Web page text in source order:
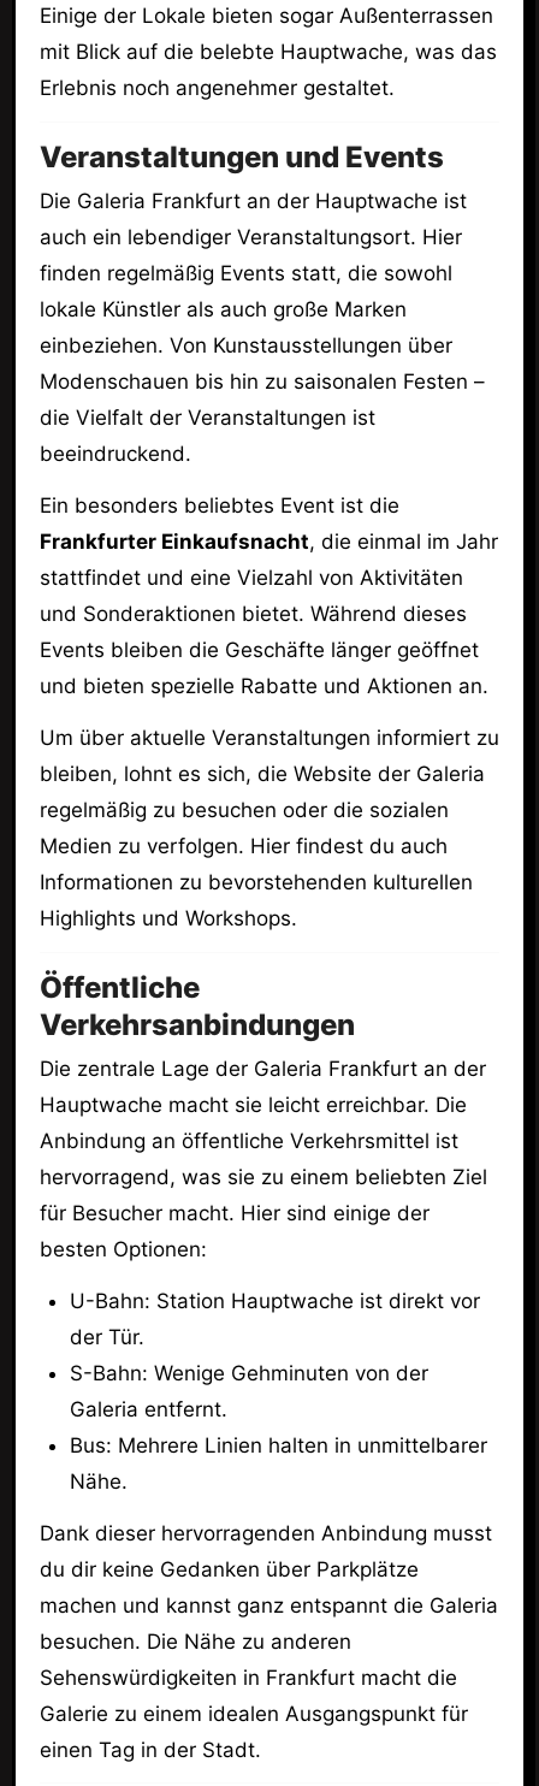
Einige der Lokale bieten sogar Außenterrassen
mit Blick auf die belebte Hauptwache, was das
Erlebnis noch angenehmer gestaltet.
Veranstaltungen und Events
Die Galeria Frankfurt an der Hauptwache ist
auch ein lebendiger Veranstaltungsort. Hier
finden regelmäßig Events statt, die sowohl
lokale Künstler als auch große Marken
einbeziehen. Von Kunstausstellungen über
Modenschauen bis hin zu saisonalen Festen –
die Vielfalt der Veranstaltungen ist
beeindruckend.
Ein besonders beliebtes Event ist die
Frankfurter Einkaufsnacht, die einmal im Jahr
stattfindet und eine Vielzahl von Aktivitäten
und Sonderaktionen bietet. Während dieses
Events bleiben die Geschäfte länger geöffnet
und bieten spezielle Rabatte und Aktionen an.
Um über aktuelle Veranstaltungen informiert zu
bleiben, lohnt es sich, die Website der Galeria
regelmäßig zu besuchen oder die sozialen
Medien zu verfolgen. Hier findest du auch
Informationen zu bevorstehenden kulturellen
Highlights und Workshops.
Öffentliche
Verkehrsanbindungen
Die zentrale Lage der Galeria Frankfurt an der
Hauptwache macht sie leicht erreichbar. Die
Anbindung an öffentliche Verkehrsmittel ist
hervorragend, was sie zu einem beliebten Ziel
für Besucher macht. Hier sind einige der
besten Optionen:
U-Bahn: Station Hauptwache ist direkt vor
der Tür.
S-Bahn: Wenige Gehminuten von der
Galeria entfernt.
Bus: Mehrere Linien halten in unmittelbarer
Nähe.
Dank dieser hervorragenden Anbindung musst
du dir keine Gedanken über Parkplätze
machen und kannst ganz entspannt die Galeria
besuchen. Die Nähe zu anderen
Sehenswürdigkeiten in Frankfurt macht die
Galerie zu einem idealen Ausgangspunkt für
einen Tag in der Stadt.